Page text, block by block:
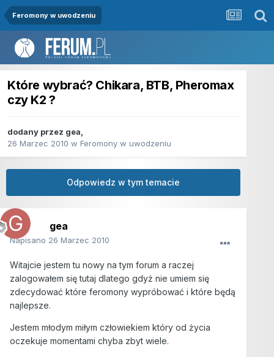
Feromony w uwodzeniu
Które wybrać? Chikara, BTB, Pheromax
czy K2 ?
dodany przez gea,
26 Marzec 2010 w Feromony w uwodzeniu
Odpowiedz w tym temacie
gea
Napisano 26 Marzec 2010
Witajcie jestem tu nowy na tym forum a raczej
zalogowałem się tutaj dlatego gdyż nie umiem się
zdecydować które feromony wypróbować i które będą
najlepsze.
Jestem młodym miłym człowiekiem który od życia
oczekuje momentami chyba zbyt wiele.